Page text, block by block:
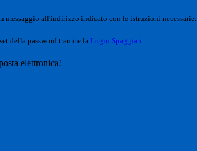
messaggio all'indirizzo indicato con le istruzioni necessarie.
della password tramite la Login Spaggiari
elettronica!